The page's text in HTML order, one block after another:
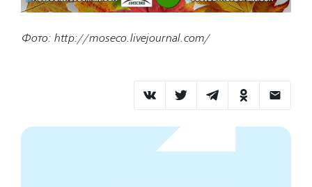
Фото: http://moseco.livejournal.com/